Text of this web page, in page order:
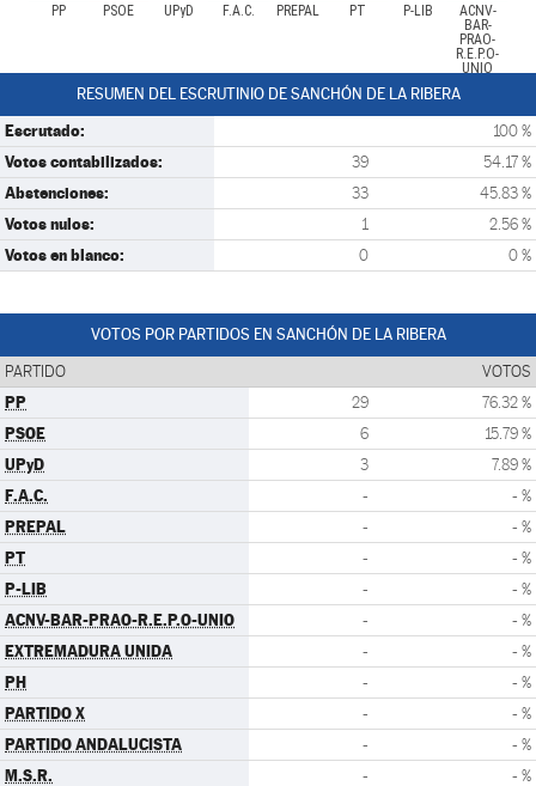
PP PSOE UPyD F.A.C. PREPAL PT P-LIB
ACNV-
BAR-
PRAO-
R.E.P.O-
UNIO
RESUMEN DEL ESCRUTINIO DE SANCHÓN DE LA RIBERA
Escrutado: 100 %
Votos contabilizados: 39 54.17 %
Abstenciones: 33 45.83 %
Votos nulos: 1 2.56 %
Votos en blanco: 0 0 %
VOTOS POR PARTIDOS EN SANCHÓN DE LA RIBERA
PARTIDO VOTOS
PP 29 76.32 %
PSOE 6 15.79 %
UPyD 3 7.89 %
F.A.C. - - %
PREPAL - - %
PT - - %
P-LIB - - %
ACNV-BAR-PRAO-R.E.P.O-UNIO - - %
EXTREMADURA UNIDA - - %
PH - - %
PARTIDO X - - %
PARTIDO ANDALUCISTA - - %
M.S.R. - - %